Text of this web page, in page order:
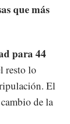
que más
para 44
resto lo
El
de la